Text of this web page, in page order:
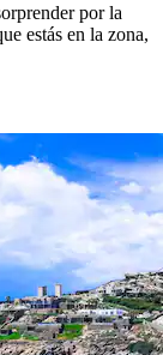
por la
estás en la zona,